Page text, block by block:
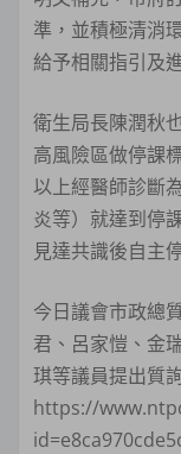
準，並積極清消
給予相關指引及
衛生局長陳潤秋
高風險區做停課
以上經醫師診斷
炎等）就達到停
見達共識後自主
今日議會市政總
君、呂家愷、金
琪等議員提出質
https://